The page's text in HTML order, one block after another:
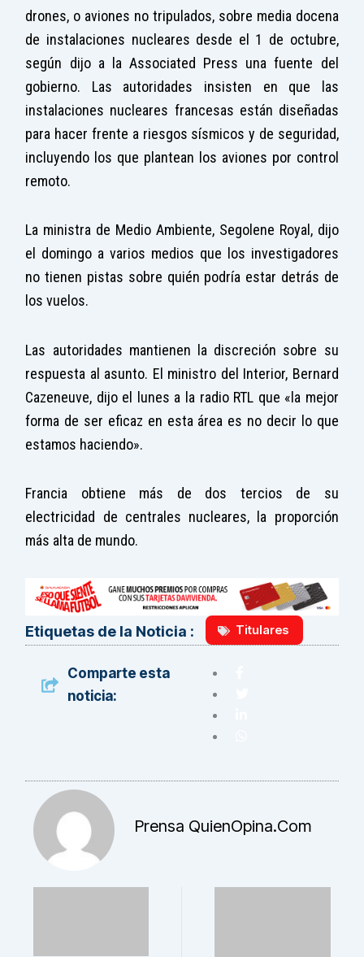
drones, o aviones no tripulados, sobre media docena
de instalaciones nucleares desde el 1 de octubre,
según dijo a la Associated Press una fuente del
gobierno. Las autoridades insisten en que las
instalaciones nucleares francesas están diseñadas
para hacer frente a riesgos sísmicos y de seguridad,
incluyendo los que plantean los aviones por control
remoto.
La ministra de Medio Ambiente, Segolene Royal, dijo
el domingo a varios medios que los investigadores
no tienen pistas sobre quién podría estar detrás de
los vuelos.
Las autoridades mantienen la discreción sobre su
respuesta al asunto. El ministro del Interior, Bernard
Cazeneuve, dijo el lunes a la radio RTL que «la mejor
forma de ser eficaz en esta área es no decir lo que
estamos haciendo».
Francia obtiene más de dos tercios de su
electricidad de centrales nucleares, la proporción
más alta de mundo.
Etiquetas de la Noticia : Titulares
Comparte esta
noticia:
Prensa QuienOpina.com